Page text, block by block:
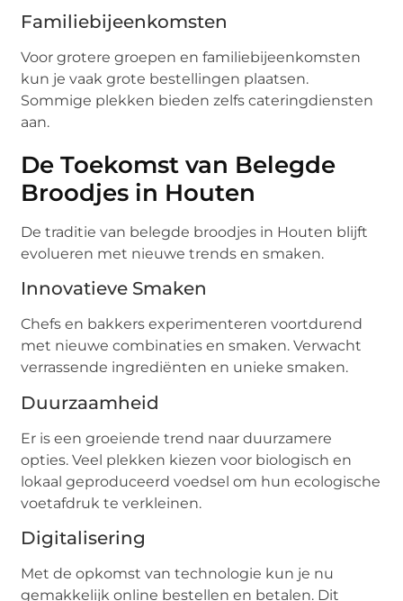
Familiebijeenkomsten
Voor grotere groepen en familiebijeenkomsten
kun je vaak grote bestellingen plaatsen.
Sommige plekken bieden zelfs cateringdiensten
aan.
De Toekomst van Belegde
Broodjes in Houten
De traditie van belegde broodjes in Houten blijft
evolueren met nieuwe trends en smaken.
Innovatieve Smaken
Chefs en bakkers experimenteren voortdurend
met nieuwe combinaties en smaken. Verwacht
verrassende ingrediënten en unieke smaken.
Duurzaamheid
Er is een groeiende trend naar duurzamere
opties. Veel plekken kiezen voor biologisch en
lokaal geproduceerd voedsel om hun ecologische
voetafdruk te verkleinen.
Digitalisering
Met de opkomst van technologie kun je nu
gemakkelijk online bestellen en betalen. Dit